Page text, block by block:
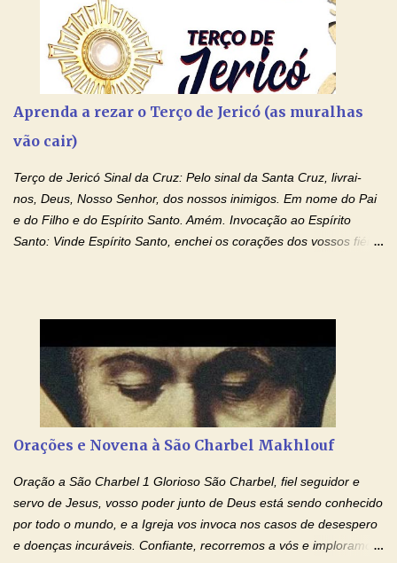
Aprenda a rezar o Terço de Jericó (as muralhas
vão cair)
Terço de Jericó Sinal da Cruz: Pelo sinal da Santa Cruz, livrai-
nos, Deus, Nosso Senhor, dos nossos inimigos. Em nome do Pai
e do Filho e do Espírito Santo. Amém. Invocação ao Espírito
Santo: Vinde Espírito Santo, enchei os corações dos vossos fiéis
o mesmo Espírito e gozemos sempre da sua consolação. Por
Cristo, Senhor Nosso. Amém. Creio: Creio em Deus Pai Todo-
Poderoso, Criador do céu e da terra; e em Jesus Cristo, seu
único Filho, nosso Senhor; que foi concebido pelo poder do Espí­
rito Santo; nasceu da Virgem Maria, padeceu sob Pôncio Pilatos,
foi crucificado, morto e sepultado. Desceu à mansão dos mortos;
ressuscitou ao terceiro dia; subiu aos céus, está sentado à direita
de Deus Pai todo-poderoso, donde há de vir a julgar os v...
Orações e Novena à São Charbel Makhlouf
Oração a São Charbel 1 Glorioso São Charbel, fiel seguidor e
servo de Jesus, vosso poder junto de Deus está sendo conhecido
por todo o mundo, e a Igreja vos invoca nos casos de desespero
e doenças incuráveis. Confiante, recorremos a vós e imploramos